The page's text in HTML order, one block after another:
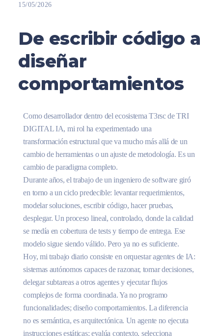
15/05/2026
De escribir código a
diseñar
comportamientos
Como desarrollador dentro del ecosistema T3rsc de TRI
DIGITAL IA, mi rol ha experimentado una
transformación estructural que va mucho más allá de un
cambio de herramientas o un ajuste de metodología. Es un
cambio de paradigma completo.
Durante años, el trabajo de un ingeniero de software giró
en torno a un ciclo predecible: levantar requerimientos,
modelar soluciones, escribir código, hacer pruebas,
desplegar. Un proceso lineal, controlado, donde la calidad
se medía en cobertura de tests y tiempo de entrega. Ese
modelo sigue siendo válido. Pero ya no es suficiente.
Hoy, mi trabajo diario consiste en orquestar agentes de IA:
sistemas autónomos capaces de razonar, tomar decisiones,
delegar subtareas a otros agentes y ejecutar flujos
complejos de forma coordinada. Ya no programo
funcionalidades; diseño comportamientos. La diferencia
no es semántica, es arquitectónica. Un agente no ejecuta
instrucciones estáticas; evalúa contexto, selecciona